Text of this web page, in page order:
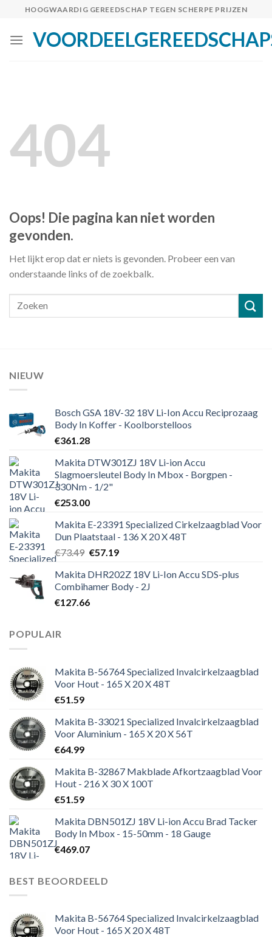
content
HOOGWAARDIG GEREEDSCHAP TEGEN SCHERPE PRIJZEN
404
Oops! Die pagina kan niet worden
gevonden.
Het lijkt erop dat er niets is gevonden. Probeer een van
onderstaande links of de zoekbalk.
NIEUW
Bosch GSA 18V-32 18V Li-Ion Accu Reciprozaag
Body In Koffer - Koolborstelloos
€361.28
Makita DTW301ZJ 18V Li-ion Accu
Slagmoersleutel Body In Mbox - Borgpen -
330Nm - 1/2"
€253.00
Makita E-23391 Specialized Cirkelzaagblad Voor
Dun Plaatstaal - 136 X 20 X 48T
€73.49 Oorspronkelijke
was:
€73.49.
€57.19Huidige
is:
€57.19.
Makita DHR202Z 18V Li-Ion Accu SDS-plus
Combihamer Body - 2J
€127.66
POPULAIR
Makita B-56764 Specialized Invalcirkelzaagblad
Voor Hout - 165 X 20 X 48T
€51.59
Makita B-33021 Specialized Invalcirkelzaagblad
Voor Aluminium - 165 X 20 X 56T
€64.99
Makita B-32867 Makblade Afkortzaagblad Voor
Hout - 216 X 30 X 100T
€51.59
Makita DBN501ZJ 18V Li-ion Accu Brad Tacker
Body In Mbox - 15-50mm - 18 Gauge
€469.07
BEST BEOORDEELD
Makita B-56764 Specialized Invalcirkelzaagblad
Voor Hout - 165 X 20 X 48T